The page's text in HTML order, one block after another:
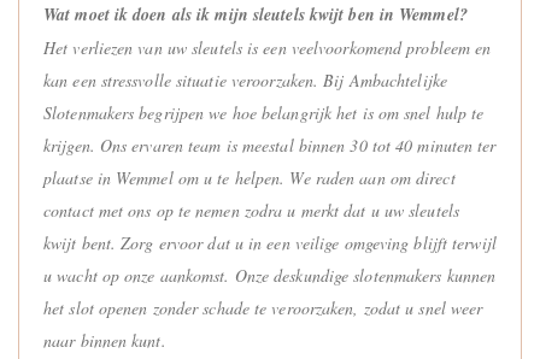
Wat moet ik doen als ik mijn sleutels kwijt ben in Wemmel?
Het verliezen van uw sleutels is een veelvoorkomend probleem en
kan een stressvolle situatie veroorzaken. Bij Ambachtelijke
Slotenmakers begrijpen we hoe belangrijk het is om snel hulp te
krijgen. Ons ervaren team is meestal binnen 30 tot 40 minuten ter
plaatse in Wemmel om u te helpen. We raden aan om direct
contact met ons op te nemen zodra u merkt dat u uw sleutels
kwijt bent. Zorg ervoor dat u in een veilige omgeving blijft terwijl
u wacht op onze aankomst. Onze deskundige slotenmakers kunnen
het slot openen zonder schade te veroorzaken, zodat u snel weer
naar binnen kunt.